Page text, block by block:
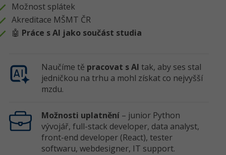
Možnost splátek
Akreditace MŠMT ČR
🤖 Práce s AI jako součást studia
Naučíme tě pracovat s AI tak, aby ses stal
jedničkou na trhu a mohl získat co nejvyšší
mzdu.
Možnosti uplatnění – junior Python
vývojář, full-stack developer, data analyst,
front-end developer (React), tester
softwaru, webdesigner, IT support.